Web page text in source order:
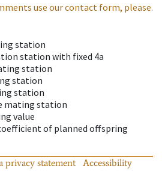
use our contact form, please.
station
station with fixed 4a
station
station
station
mating station
value
of planned offspring
privacy statement
Accessibility